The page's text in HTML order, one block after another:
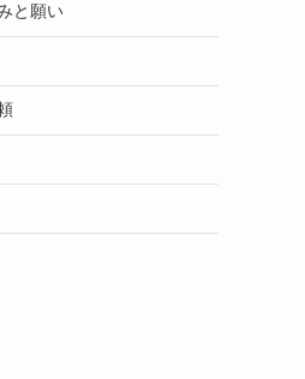
と願い